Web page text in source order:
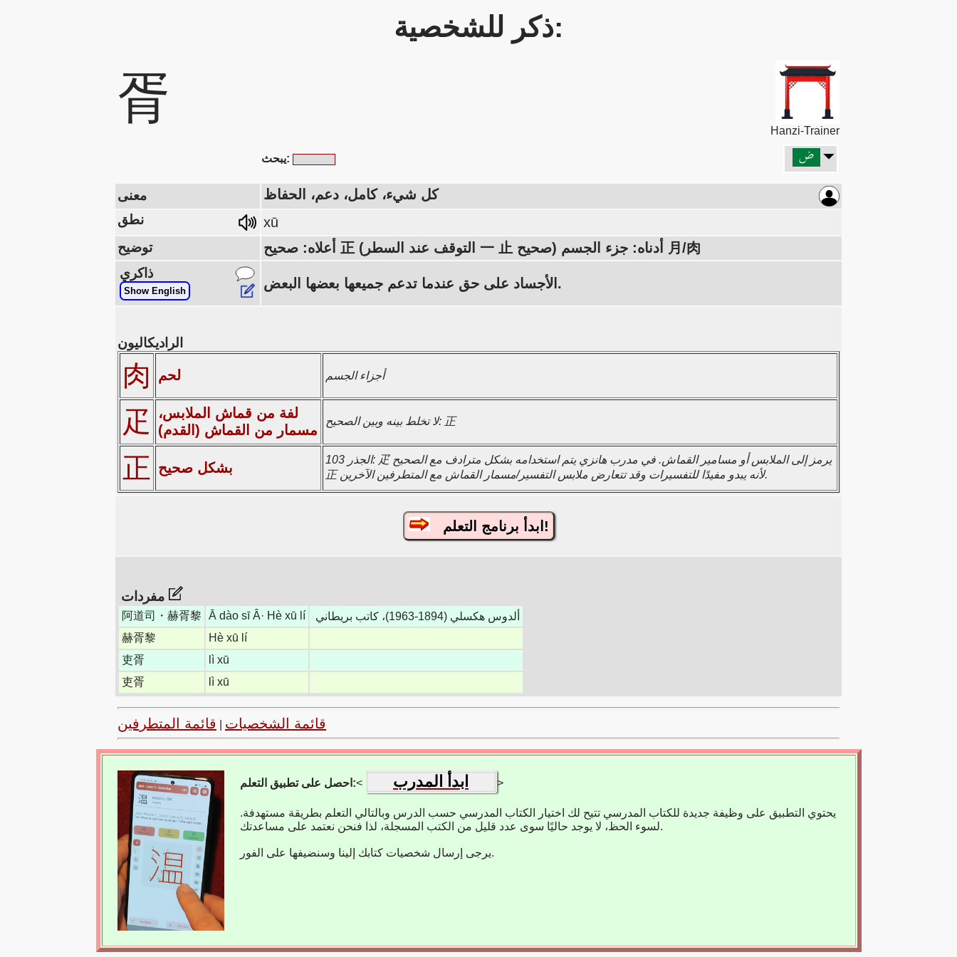
ذكر للشخصية:
胥
Hanzi-Trainer
يبحث:
معنى كل شيء، كامل، دعم، الحفاظ
نطق xū
توضيح أعلاه: صحيح 正 (التوقف عند السطر 一 止 صحيح) أدناه: جزء الجسم 月/肉
ذاكري
Show English الأجساد على حق عندما تدعم جميعها بعضها البعض.
الراديكاليون
肉 لحم أجزاء الجسم
疋
لفة من قماش الملابس،
مسمار من القماش (القدم)
لا تخلط بينه وبين الصحيح: 正
正 بشكل صحيح
الجذر 103: 疋 يرمز إلى الملابس أو مسامير القماش. في مدرب هانزي يتم استخدامه بشكل مترادف مع الصحيح
正 لأنه يبدو مفيدًا للتفسيرات وقد تتعارض ملابس التفسير/مسمار القماش مع المتطرفين الآخرين.
ابدأ برنامج التعلم!
阿道司・赫胥黎 Ā dào sī Â· Hè xū lí
ألدوس هكسلي (1894-1963)، كاتب بريطاني
赫胥黎
Hè xū lí
吏胥
lì xū
吏胥
lì xū
قائمة الشخصيات قائمة المتطرفين
احصل على تطبيق التعلم:< ابدأ المدرب >
يحتوي التطبيق على وظيفة جديدة للكتاب المدرسي تتيح لك اختيار الكتاب المدرسي حسب الدرس وبالتالي التعلم بطريقة مستهدفة.
لسوء الحظ، لا يوجد حاليًا سوى عدد قليل من الكتب المسجلة، لذا فنحن نعتمد على مساعدتك.
يرجى إرسال شخصيات كتابك إلينا وسنضيفها على الفور.